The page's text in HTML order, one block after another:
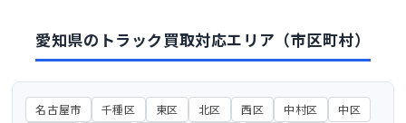
愛知県のトラック買取対応エリア（市区町村）
名古屋市 千種区 東区 北区 西区 中村区
中区